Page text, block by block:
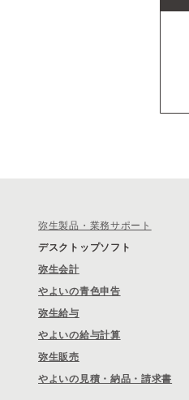
弥生製品・業務サポート
デスクトップソフト
弥生会計
やよいの青色申告
弥生給与
やよいの給与計算
弥生販売
やよいの見積・納品・請求書